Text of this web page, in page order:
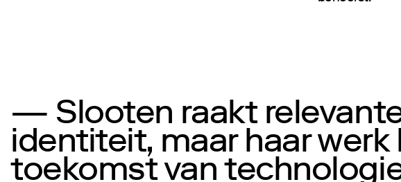
— Slooten raakt
identiteit, maar haar
toekomst van